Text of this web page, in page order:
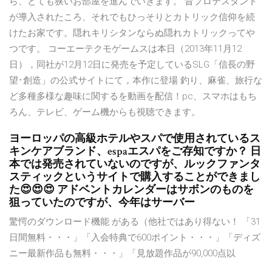
が導入されたころ、それでもひっそりとカトリック信仰を続
けたお家です。隠れキリシタンならぬ隠れカトリックってや
つです。 コーエーテクモゲームスは本日（2013年11月12
日），同社が12月12日に発売を予定しているSLG「信長の野
望･創造」の公式サイトにて，本作に登場 釣り、麻雀、旅行な
ど多種多様な趣味に関するを動画を配信！pc、スマホはもち
ろん、テレビ、ゲーム機からも視聴できます。
ヨーロッパの高級ホテルやスパで使用されているス
キンケアブランド、espaエスパをご存知ですか？ 日
本では発売されていないのですが、ルックファンタ
スティックというサイトで購入することができまし
た😍😍😍 アドベントカレンダーはサボンのものを
狙っていたのですが、今年はサーバー
驚愕のダウンロード機能 がある（他社ではあり得ない！ 「31
日間無料・・・」「入会特典で600ポイント・・・」「ディズ
ニー最新作品も無料・・・」「見放題作品が90,000点以